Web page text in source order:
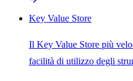
Key Value Store
Il Key Value Store più
facilità di utilizzo degli